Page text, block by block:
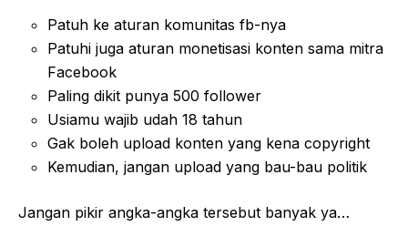
Patuh ke aturan komunitas fb-nya
Patuhi juga aturan monetisasi konten sama mitra
Facebook
Paling dikit punya 500 follower
Usiamu wajib udah 18 tahun
Gak boleh upload konten yang kena copyright
Kemudian, jangan upload yang bau-bau politik
Jangan pikir angka-angka tersebut banyak ya…